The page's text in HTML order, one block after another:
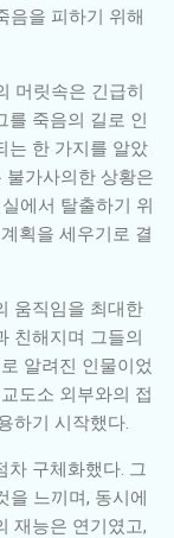
음을 피하기 위해
머릿속은 긴급히
를 죽음의 길로 인
는 한 가지를 알았
불가사의한 상황은
에서 탈출하기 위
획을 세우기로 결
움직임을 최대한
친해지며 그들의
알려진 인물이었
도소 외부와의 접
하기 시작했다.
차 구체화했다. 그
을 느끼며, 동시에
재능은 연기였고,